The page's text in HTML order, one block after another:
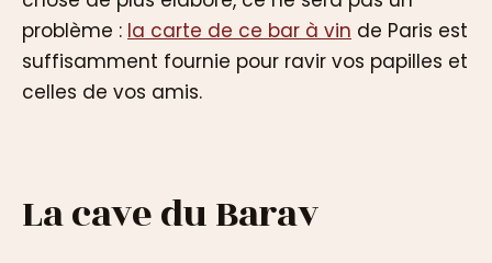
problème : la carte de ce bar à vin de Paris est
suffisamment fournie pour ravir vos papilles et
celles de vos amis.
La cave du Barav